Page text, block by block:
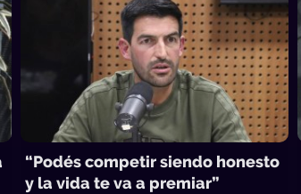
“Podés competir siendo honesto
y la vida te va a premiar”